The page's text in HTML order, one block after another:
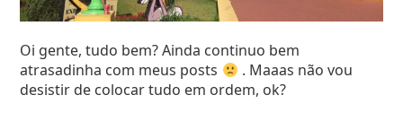
Oi gente, tudo bem? Ainda continuo bem
atrasadinha com meus posts
. Maaas não vou
desistir de colocar tudo em ordem, ok?